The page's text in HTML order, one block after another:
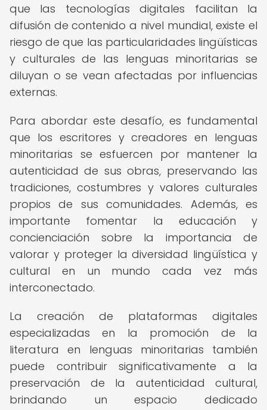
que las tecnologías digitales facilitan la
difusión de contenido a nivel mundial, existe el
riesgo de que las particularidades lingüísticas
y culturales de las lenguas minoritarias se
diluyan o se vean afectadas por influencias
externas.
Para abordar este desafío, es fundamental
que los escritores y creadores en lenguas
minoritarias se esfuercen por mantener la
autenticidad de sus obras, preservando las
tradiciones, costumbres y valores culturales
propios de sus comunidades. Además, es
importante fomentar la educación y
concienciación sobre la importancia de
valorar y proteger la diversidad lingüística y
cultural en un mundo cada vez más
interconectado.
La creación de plataformas digitales
especializadas en la promoción de la
literatura en lenguas minoritarias también
puede contribuir significativamente a la
preservación de la autenticidad cultural,
brindando un espacio dedicado